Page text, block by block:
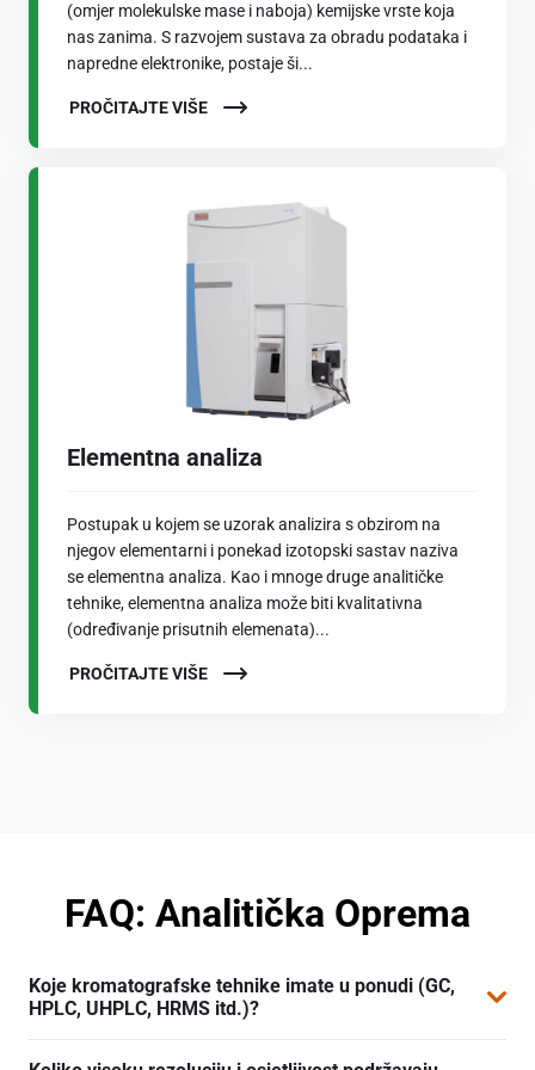
(omjer molekulske mase i naboja) kemijske vrste koja
nas zanima. S razvojem sustava za obradu podataka i
napredne elektronike, postaje ši...
PROČITAJTE VIŠE
Elementna analiza
Postupak u kojem se uzorak analizira s obzirom na
njegov elementarni i ponekad izotopski sastav naziva
se elementna analiza. Kao i mnoge druge analitičke
tehnike, elementna analiza može biti kvalitativna
(određivanje prisutnih elemenata)...
PROČITAJTE VIŠE
FAQ: Analitička Oprema
Koje kromatografske tehnike imate u ponudi (GC,
HPLC, UHPLC, HRMS itd.)?